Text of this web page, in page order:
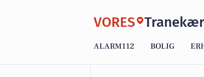
VORES Tranekær
ALARM112 BOLIG